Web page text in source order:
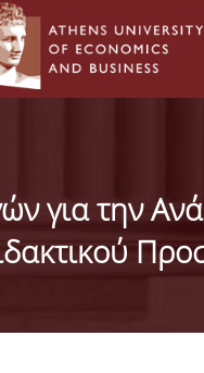
για την